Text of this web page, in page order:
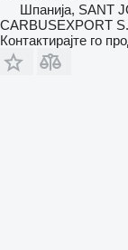
Шпанија, SANT
CARBUSEXPORT
Контактирајте го